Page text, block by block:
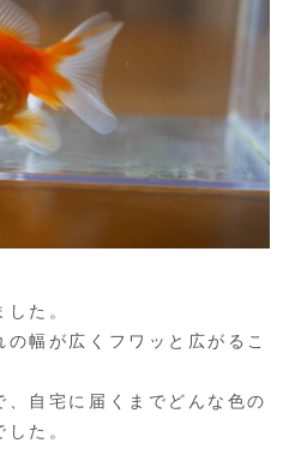
た。
幅が広くフワッと広がるこ
自宅に届くまでどんな色の
た。